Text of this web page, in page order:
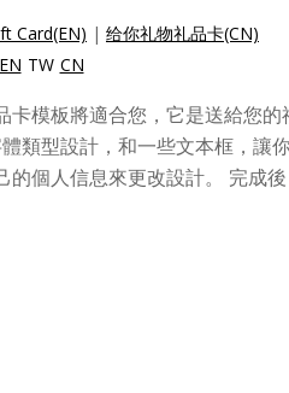
Card(EN) | 给你礼物礼品卡(CN)
EN TW CN
模板將適合您，它是送給您
類型設計，和一些文本框，讓
個人信息來更改設計。 完成